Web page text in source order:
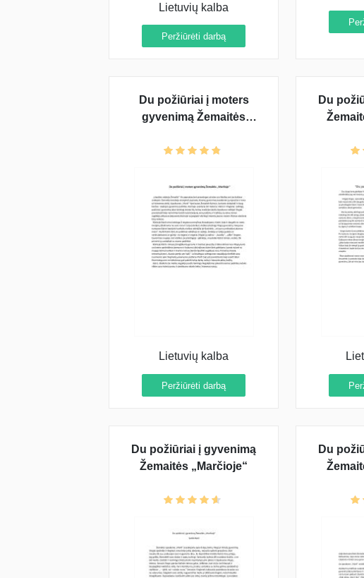
Lietuvių kalba
Peržiūrėti darbą
Du požiūriai į moters
gyvenimą Žemaitės
Lietuvių kalba
Peržiūrėti darbą
Du
Du požiūriai į gyvenimą
Žemaitės „Marčioje“
Du